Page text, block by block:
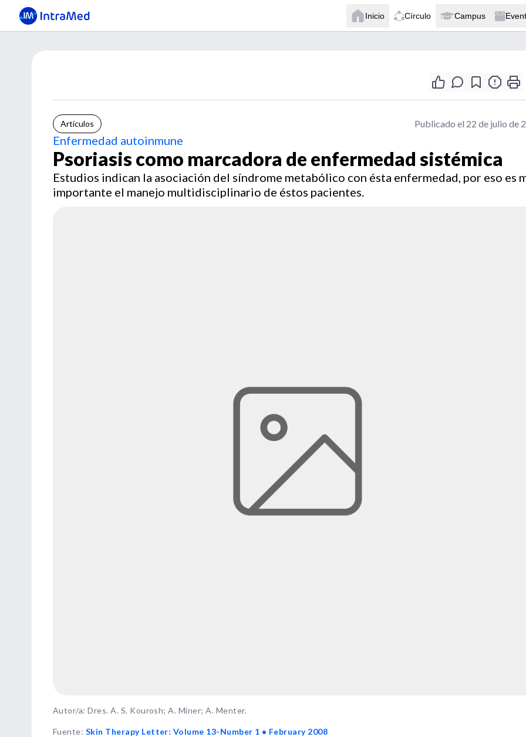
Inicio Círculo Campus
Artículos Publicado el 22 de julio de
Enfermedad autoinmune
Psoriasis como marcadora de enfermedad sistémica
Estudios indican la asociación del síndrome metabólico con ésta enfermedad, por eso es
importante el manejo multidisciplinario de éstos pacientes.
Autor/a: Dres. A. S. Kourosh; A. Miner; A. Menter.
Fuente: Skin Therapy Letter: Volume 13-Number 1 • February 2008